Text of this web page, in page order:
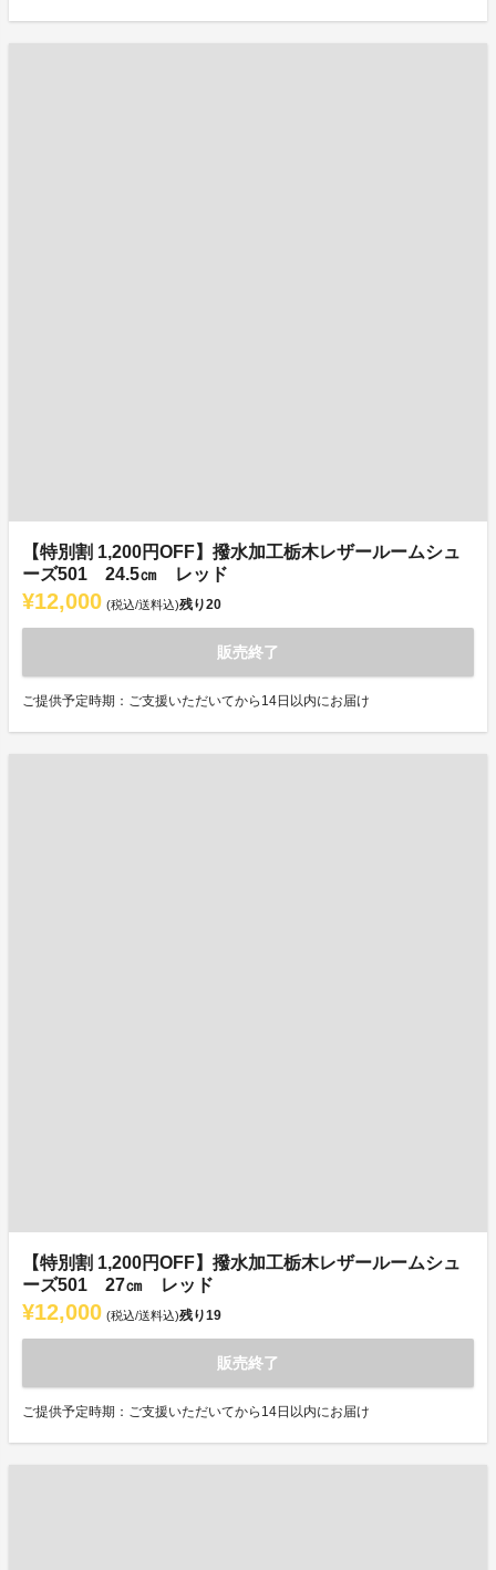
【特別割 1,200円OFF】撥水加工栃木レザールームシュ
ーズ501 24.5㎝ レッド
¥12,000 (税込/送料込)残り20
販売終了
ご提供予定時期：ご支援いただいてから14日以内にお届け
【特別割 1,200円OFF】撥水加工栃木レザールームシュ
ーズ501 27㎝ レッド
¥12,000 (税込/送料込)残り19
販売終了
ご提供予定時期：ご支援いただいてから14日以内にお届け